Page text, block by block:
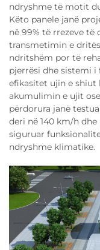
ndryshme të motit
Këto panele janë
në 99% të rrezeve të
transmetimin e
ndritshëm por të
pjerrësi dhe sistemi
efikasitet ujin e shiut
akumulimin e ujit
përdorura janë
deri në 140 km/h
siguruar
ndryshme klimatike.